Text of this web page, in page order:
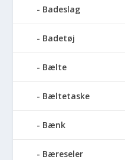
Badeslag
Badetøj
Bælte
Bæltetaske
Bænk
Bæreseler